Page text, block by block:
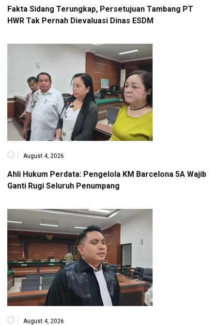
Fakta Sidang Terungkap, Persetujuan Tambang PT
HWR Tak Pernah Dievaluasi Dinas ESDM
August 4, 2026
Ahli Hukum Perdata: Pengelola KM Barcelona 5A Wajib
Ganti Rugi Seluruh Penumpang
August 4, 2026